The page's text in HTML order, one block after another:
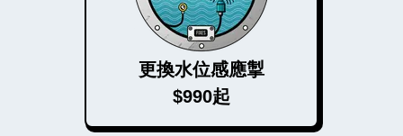
更換水位感應掣
$990起